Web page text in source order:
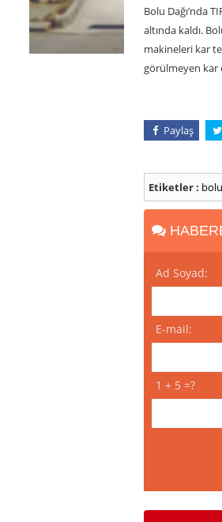
Bolu Dağı’nda
altında kaldı.
makineleri kar
görülmeyen kar
Paylaş
Etiketler :
Ad Soyad:
E-mail:
1 + 5 =?